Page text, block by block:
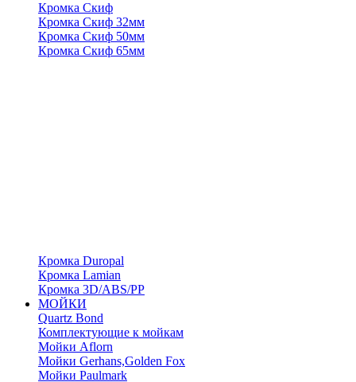
Кромка Скиф
Кромка Скиф 32мм
Кромка Скиф 50мм
Кромка Скиф 65мм
Кромка Duropal
Кромка Lamian
Кромка 3D/ABS/PP
МОЙКИ
Quartz Bond
Комплектующие к мойкам
Мойки Aflorn
Мойки Gerhans,Golden Fox
Мойки Paulmark